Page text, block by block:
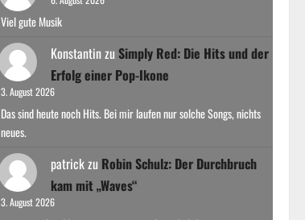
Viel gute Musik
Konstantinzu Simply Red: Die Hits und der
Erfolg einer Pop-Ikone
3. August 2026
Das sind heute noch Hits. Bei mir laufen nur solche Songs, nichts
neues.
patrickzu Robin Schulz: Der Durchbruch
kam mit „Waves“
3. August 2026